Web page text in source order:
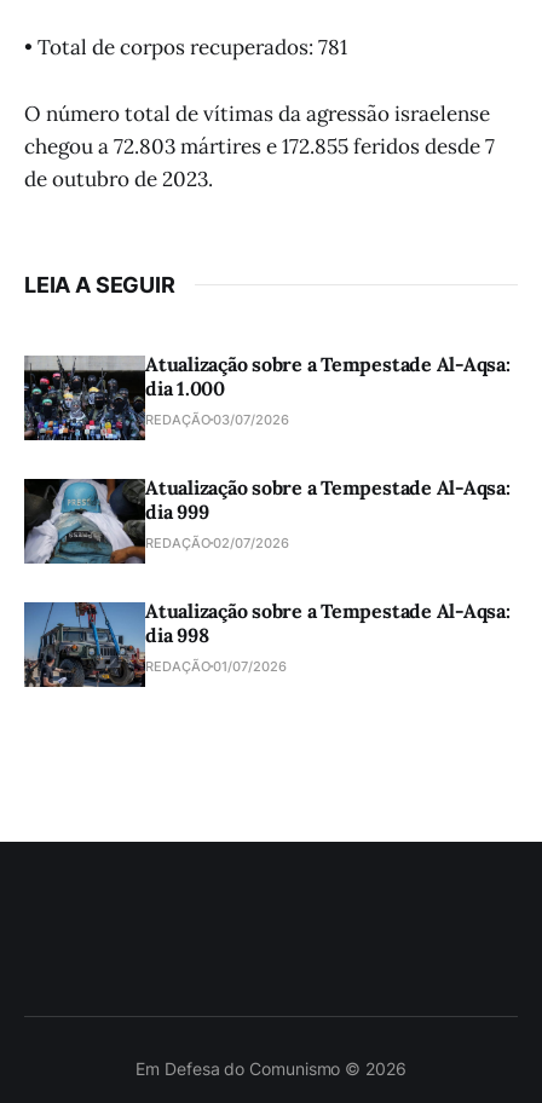
• Total de corpos recuperados: 781
O número total de vítimas da agressão israelense
chegou a 72.803 mártires e 172.855 feridos desde 7
de outubro de 2023.
LEIA A SEGUIR
Atualização sobre a Tempestade Al-Aqsa:
dia 1.000
REDAÇÃO03/07/2026
Atualização sobre a Tempestade Al-Aqsa:
dia 999
REDAÇÃO02/07/2026
Atualização sobre a Tempestade Al-Aqsa:
dia 998
REDAÇÃO01/07/2026
Em Defesa do Comunismo © 2026